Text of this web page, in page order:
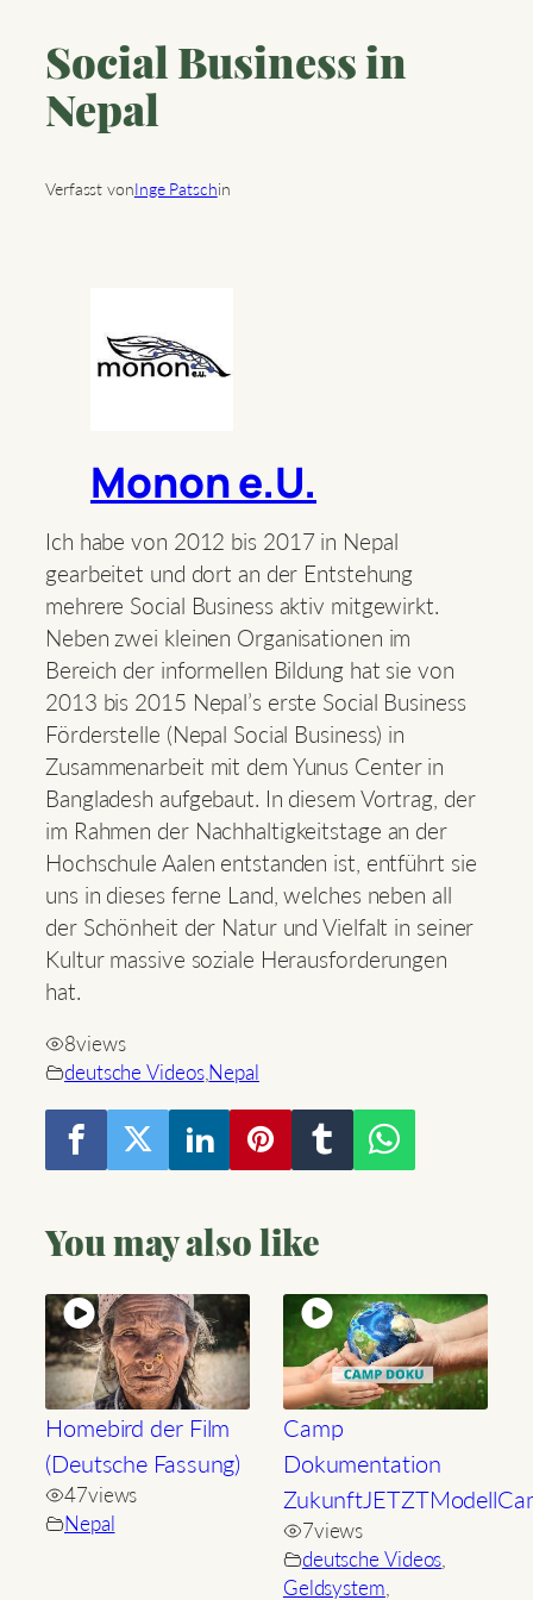
Social Business in
Nepal
Verfasst vonInge Patschin
Ich habevon 2012 bis 2017 in Nepal
gearbeitet und dort an der Entstehung
mehrere Social Business aktiv mitgewirkt.
Neben zwei kleinen Organisationen im
Bereich der informellen Bildung hat sie von
2013 bis 2015 Nepal’s erste Social Business
Förderstelle (Nepal Social Business) in
Zusammenarbeit mit dem Yunus Center in
Bangladesh aufgebaut. In diesem Vortrag, der
im Rahmen der Nachhaltigkeitstage an der
Hochschule Aalen entstanden ist, entführt sie
uns in dieses ferne Land, welches neben all
der Schönheit der Natur und Vielfalt in seiner
Kultur massive soziale Herausforderungen
hat.
8views
deutsche Videos,Nepal
You may also like
Homebird der Film
(Deutsche Fassung)
47views
Nepal
Camp
Dokumentation
7views
deutsche Videos,
Geldsystem,